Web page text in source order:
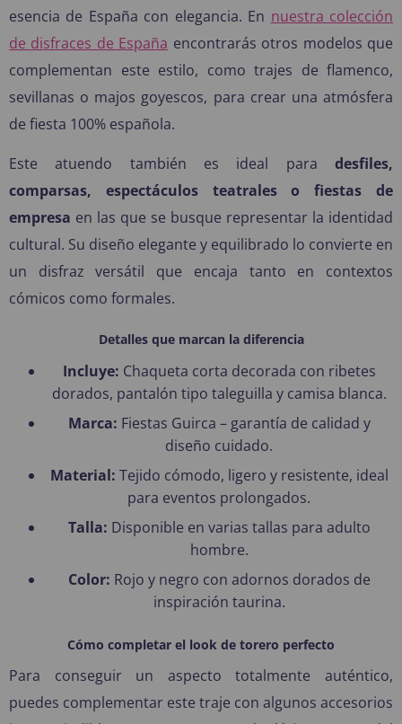
esencia de España con elegancia. En nuestra colección
de disfraces de España encontrarás otros modelos que
complementan este estilo, como trajes de flamenco,
sevillanas o majos goyescos, para crear una atmósfera
de fiesta 100% española.
Este atuendo también es ideal para desfiles,
comparsas, espectáculos teatrales o fiestas de
empresa en las que se busque representar la identidad
cultural. Su diseño elegante y equilibrado lo convierte en
un disfraz versátil que encaja tanto en contextos
cómicos como formales.
Detalles que marcan la diferencia
Incluye: Chaqueta corta decorada con ribetes
dorados, pantalón tipo taleguilla y camisa blanca.
Marca: Fiestas Guirca – garantía de calidad y
diseño cuidado.
Material: Tejido cómodo, ligero y resistente, ideal
para eventos prolongados.
Talla: Disponible en varias tallas para adulto
hombre.
Color: Rojo y negro con adornos dorados de
inspiración taurina.
Cómo completar el look de torero perfecto
Para conseguir un aspecto totalmente auténtico,
puedes complementar este traje con algunos accesorios